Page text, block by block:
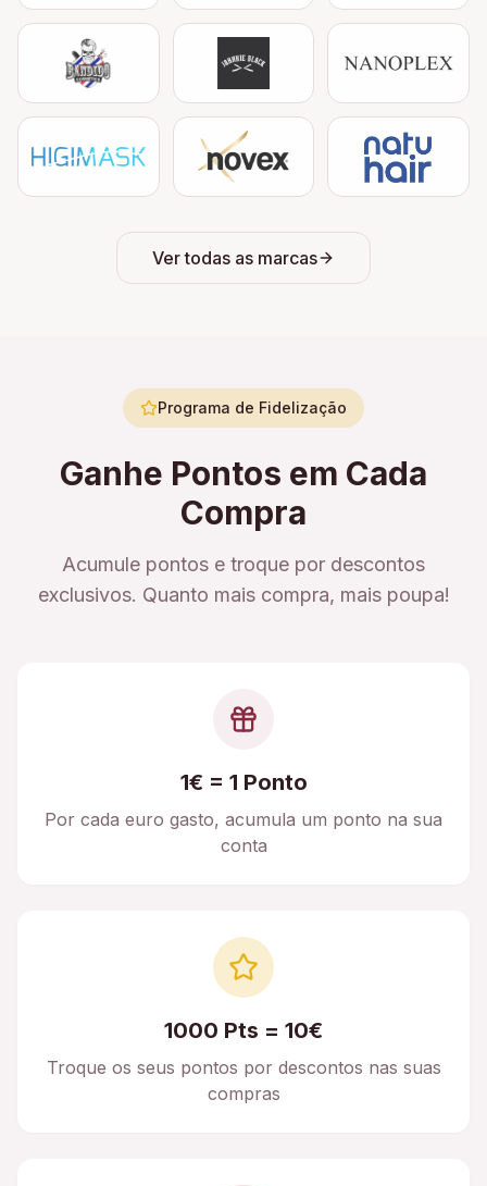
Ver todas as marcas
Programa de Fidelização
Ganhe Pontos em Cada
Compra
Acumule pontos e troque por descontos
exclusivos. Quanto mais compra, mais poupa!
1€ = 1 Ponto
Por cada euro gasto, acumula um ponto na sua
conta
1000 Pts = 10€
Troque os seus pontos por descontos nas suas
compras